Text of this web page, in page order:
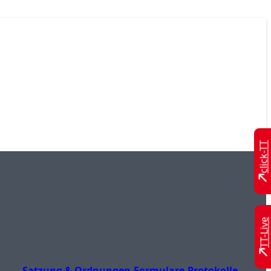
click-TT
TT-Live